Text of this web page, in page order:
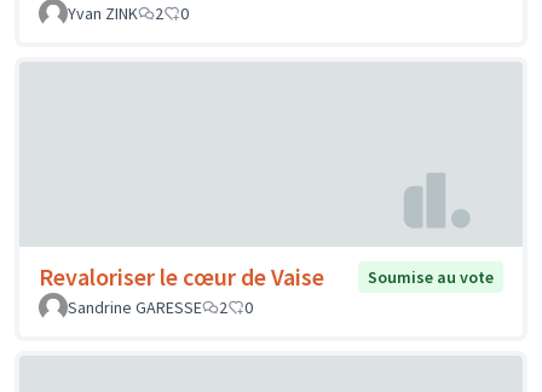
Yvan ZINK 2 0
Revaloriser le cœur de Vaise
Soumise au vote
Sandrine GARESSE
2 0